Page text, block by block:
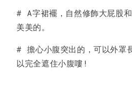
# A字裙襬，自然修飾大屁股
美美的。
# 擔心小腹突出的，可以外罩
以完全遮住小腹嘍!